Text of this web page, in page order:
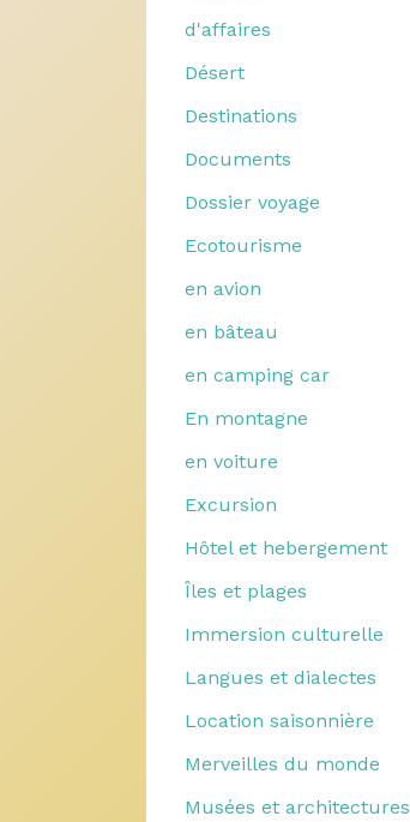
d'affaires
Désert
Destinations
Documents
Dossier voyage
Ecotourisme
en avion
en bâteau
en camping car
En montagne
en voiture
Excursion
Hôtel et hebergement
Îles et plages
Immersion culturelle
Langues et dialectes
Location saisonnière
Merveilles du monde
Musées et architectures